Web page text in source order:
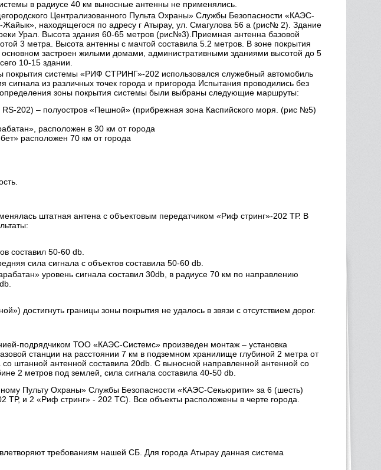
в радиусе 40 км выносные антенны не применялись.
Централизованного Пульта Охраны» Службы Безопасности «КАЭС-
Жайык», находящегося по адресу г Атырау, ул. Смагулова 56 а (рис№ 2). Здание
Урал. Высота здания 60-65 метров (рис№3).Приемная антенна базовой
3 метра. Высота антенны с мачтой составила 5.2 метров. В зоне покрытия
основном застроен жилыми домами, административными зданиями высотой до 5
10-15 здании.
покрытия системы «РИФ СТРИНГ»-202 использовался служебный автомобиль
из различных точек города и пригорода Испытания проводились без
зоны покрытия системы были выбраны следующие маршруты:
RS-202) – полуостров «Пешной» (прибрежная зона Каспийского моря. (рис №5)
расположен в 30 км от города
расположен 70 км от города
штатная антена с объектовым передатчиком «Риф стринг»-202 ТР. В
составил 50-60 db.
сила сигнала с объектов составила 50-60 db.
уровень сигнала составил 30db, в радиусе 70 км по направлению
достигнуть границы зоны покрытия не удалось в звязи с отсутствием дорог.
подрядчиком ТОО «КАЭС-Системс» произведен монтаж – установка
станции на расстоянии 7 км в подземном хранилище глубиной 2 метра от
штанной антенной составила 20db. С выносной направленной антенной со
2 метров под землей, сила сигнала составила 40-50 db.
Пульту Охраны» Службы Безопасности «КАЭС-Секьюрити» за 6 (шесть)
ТР, и 2 «Риф стринг» - 202 ТС). Все объекты расположены в черте города.
требованиям нашей СБ. Для города Атырау данная система